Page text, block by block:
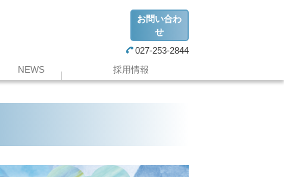
お問い合わ
せ
027-253-2844
NEWS 採用情報